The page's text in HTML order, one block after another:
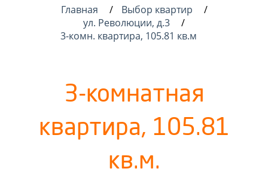
Главная
Выбор квартир
ул. Революции, д.3
3-комн. квартира, 105.81 кв.м
3-комнатная
квартира, 105.81
кв.м.